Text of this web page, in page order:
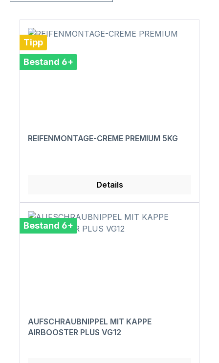
Tipp
Bestand 6+
REIFENMONTAGE-CREME PREMIUM 5KG
Details
Bestand 6+
AUFSCHRAUBNIPPEL MIT KAPPE
AIRBOOSTER PLUS VG12